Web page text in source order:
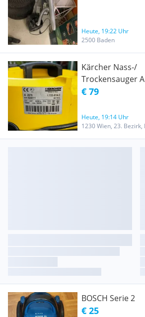
Heute, 19:22 Uhr
2500 Baden
Kärcher Nass-/
Trockensauger
€ 79
Heute, 19:14 Uhr
1230 Wien, 23. Bezirk,
BOSCH Serie 2
€ 25